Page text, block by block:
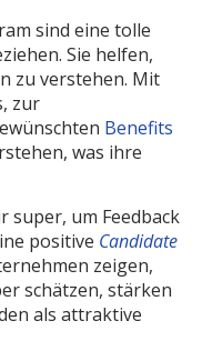
sind eine tolle
Sie helfen,
zu verstehen. Mit
zur
Benefits
was ihre
super, um Feedback
positive Candidate
zeigen,
schätzen, stärken
als attraktive